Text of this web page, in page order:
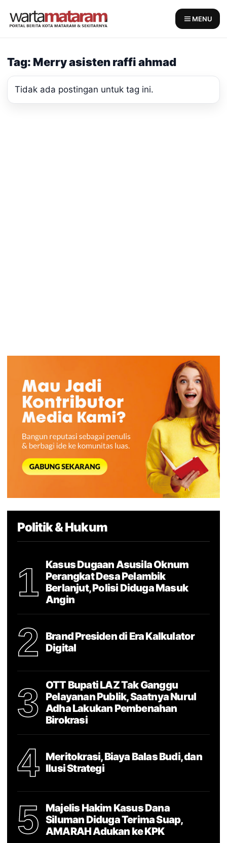
MENU
Tag: Merry asisten raffi ahmad
Tidak ada postingan untuk tag ini.
Politik & Hukum
1
Kasus Dugaan Asusila Oknum
Perangkat Desa Pelambik
Berlanjut, Polisi Diduga Masuk
Angin
2
Brand Presiden di Era Kalkulator
Digital
3
OTT Bupati LAZ Tak Ganggu
Pelayanan Publik, Saatnya Nurul
Adha Lakukan Pembenahan
Birokrasi
4
Meritokrasi, Biaya Balas Budi, dan
Ilusi Strategi
5
Majelis Hakim Kasus Dana
Siluman Diduga Terima Suap,
AMARAH Adukan ke KPK